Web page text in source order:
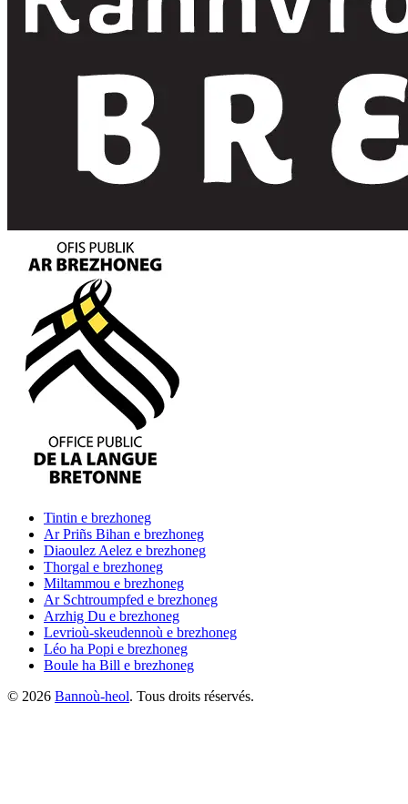
Tintin e brezhoneg
Ar Priñs Bihan e brezhoneg
Diaoulez Aelez e brezhoneg
Thorgal e brezhoneg
Miltammou e brezhoneg
Ar Schtroumpfed e brezhoneg
Arzhig Du e brezhoneg
Levrioù-skeudennoù e brezhoneg
Léo ha Popi e brezhoneg
Boule ha Bill e brezhoneg
© 2026 Bannoù-heol. Tous droits réservés.